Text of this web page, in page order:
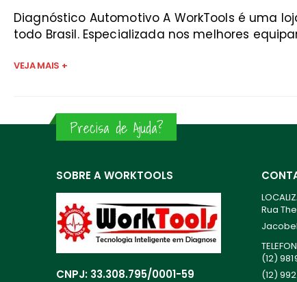
Diagnóstico Automotivo A WorkTools é uma
todo Brasil. Especializada nos melhores
VEJA MAIS +
Precisa de Ajuda?
SOBRE A WORKTOOLS
CNPJ: 33.308.795/0001-59
Rua
(12)
(12)